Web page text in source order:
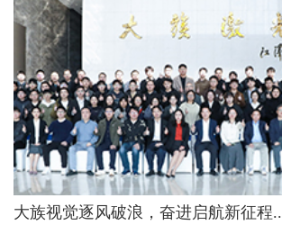
大族视觉逐风破浪，奋进启航新征程..